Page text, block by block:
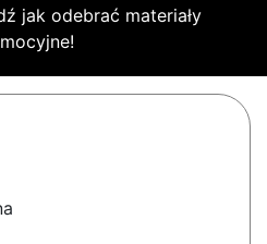
jak odebrać materiały